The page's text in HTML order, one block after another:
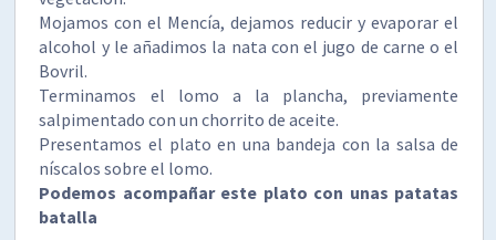
Mojamos con el Mencía, dejamos reducir y evaporar el
alcohol y le añadimos la nata con el jugo de carne o el
Bovril.
Terminamos el lomo a la plancha, previamente
salpimentado con un chorrito de aceite.
Presentamos el plato en una bandeja con la salsa de
níscalos sobre el lomo.
Podemos acompañar este plato con unas patatas
batalla